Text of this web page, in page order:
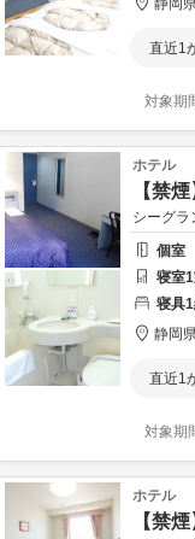
静岡
直近1
対象期
ホテル
【禁
シーグラ
個室
寝室1
寝具1
静岡
直近1
対象期
ホテル
【禁